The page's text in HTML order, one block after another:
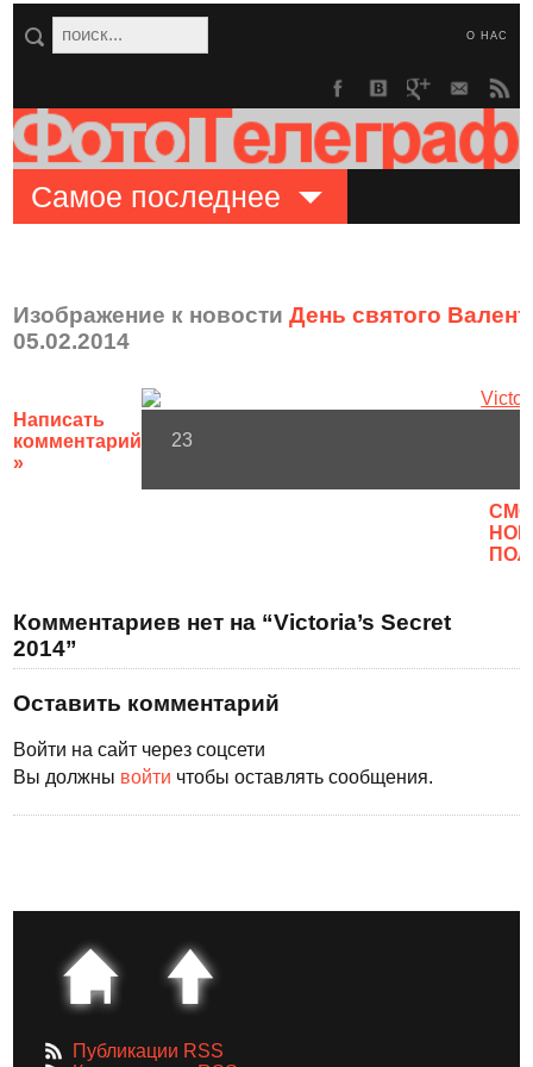
О НАС
Самое последнее
Изображение к новостиДень святого
05.02.2014
Написать
комментарий
»
23
Комментариев нет на “Victoria’s Secret
2014”
Оставить комментарий
Войти на сайт через соцсети
Вы должны войти чтобы оставлять сообщения.
Публикации RSS